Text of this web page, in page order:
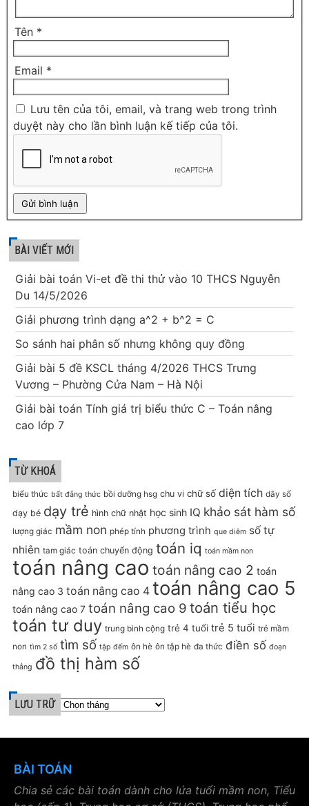
Tên *
Email *
Lưu tên của tôi, email, và trang web trong trình
duyệt này cho lần bình luận kế tiếp của tôi.
BÀI VIẾT MỚI
Giải bài toán Vi-et đề thi thử vào 10 THCS Nguyễn
Du 14/5/2026
Giải phương trình dạng a^2 + b^2 = C
So sánh hai phân số nhưng không quy đồng
Giải bài 5 đề KSCL tháng 4/2026 THCS Trưng
Vương – Phường Cửa Nam – Hà Nội
Giải bài toán Tính giá trị biểu thức C – Toán nâng
cao lớp 7
TỪ KHOÁ
biểu thức bất đẳng thức bồi dưỡng hsg chu vi chữ số diện tích dãy số
dạy bé dạy trẻ hình chữ nhật học sinh IQ khảo sát hàm số
lượng giác mầm non phép tính phương trình que diêm số tự
nhiên tam giác toán chuyển động toán iq toán mầm non
toán nâng cao toán nâng cao 2 toán
nâng cao 3 toán nâng cao 4 toán nâng cao 5
toán nâng cao 7 toán nâng cao 9 toán tiểu học
toán tư duy trung bình cộng trẻ 4 tuổi trẻ 5 tuổi trẻ mầm
non tìm 2 số tìm số tập đếm ôn hè ôn tập hè đa thức điền số đoạn
thẳng đồ thị hàm số
LƯU TRỮ
BÀI TOÁN
Chia sẻ các bài toán dành cho lứa tuổi mầm non, Tiểu